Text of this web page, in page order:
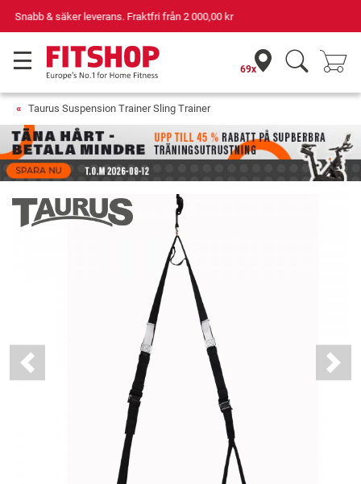
Din expert inom hemmaträning i 42 år
69x
Taurus Suspension Trainer Sling Trainer
Previous Next